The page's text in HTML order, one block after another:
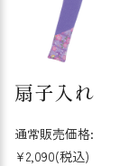
扇子入れ
通常販売価格:
¥2,090(税込)